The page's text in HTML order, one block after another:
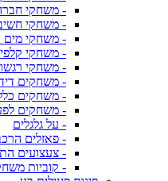
- משחקי
- משחקי
- משחקי מים
- משחקי
- משחקי
- משחקים
- משחקים
- משחקים
- על גלגלים
- פאזלים
- צעצועים
- קוביות